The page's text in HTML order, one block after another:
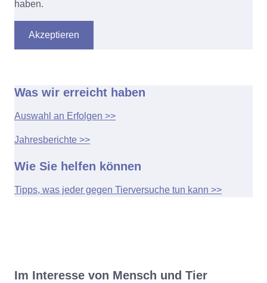
haben.
Akzeptieren
Was wir erreicht haben
Auswahl an Erfolgen >>
Jahresberichte >>
Wie Sie helfen können
Tipps, was jeder gegen Tierversuche tun kann >>
Im Interesse von Mensch und Tier